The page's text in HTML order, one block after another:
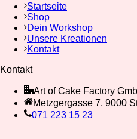
Startseite
Shop
Dein Workshop
Unsere Kreationen
Kontakt
Kontakt
Art of Cake Factory
Metzgergasse 7, 9000
071 223 15 23